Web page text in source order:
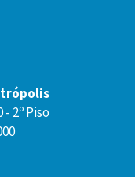
2º Piso